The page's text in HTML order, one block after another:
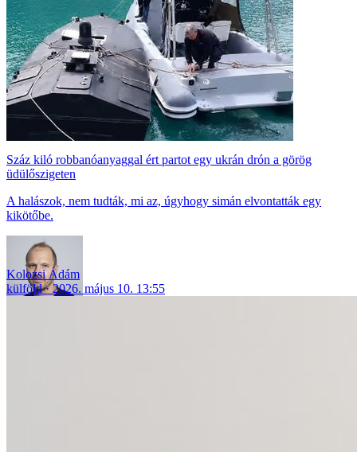
Száz kiló robbanóanyaggal ért partot egy ukrán drón a görög
üdülőszigeten
A halászok, nem tudták, mi az, úgyhogy simán elvontatták egy
kikötőbe.
Kolozsi Ádám
külföld
2026. május 10. 13:55